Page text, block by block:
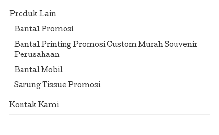
Produk Lain
Bantal Promosi
Bantal Printing Promosi Custom Murah Souvenir
Perusahaan
Bantal Mobil
Sarung Tissue Promosi
Kontak Kami